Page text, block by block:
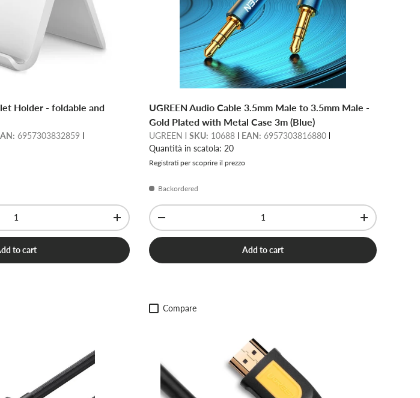
Holder - foldable and
6957303832859
+
to cart
UGREEN Audio Cable 3.5mm Male to 3.5mm Male -
Gold Plated with Metal Case 3m (Blue)
UGREEN SKU: 10688 EAN: 6957303816880
Quantità in scatola: 20
Registrati per scoprire il prezzo
Backordered
Qty
-
+
Add to cart
Compare